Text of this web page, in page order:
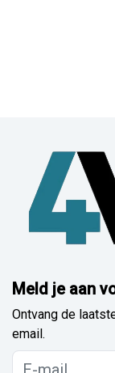
Meld je aan
Ontvang de
email.